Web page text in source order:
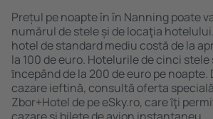
Prețul pe noapte în în Nanning poate
numărul de stele și de locaţia
hotel de standard mediu costă de la
la 100 de euro. Hotelurile de cinci
ȋncepând de la 200 de euro pe noapte.
cazare ieftină, consultă oferta
Zbor+Hotel de pe eSky.ro, care ȋţi